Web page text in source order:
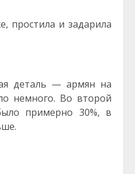
простила и задарила
деталь — армян на
немного. Во второй
примерно 30%, в